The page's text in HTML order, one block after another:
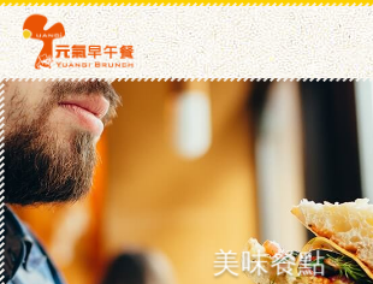
美味餐點